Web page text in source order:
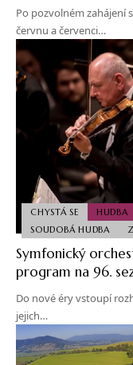
Po pozvolném zahájení
červnu a červenci…
CHYSTÁ SE HUDBA
SOUDOBÁ HUDBA
Symfonický
program na 96.
Do nové éry vstoupí
jejich…